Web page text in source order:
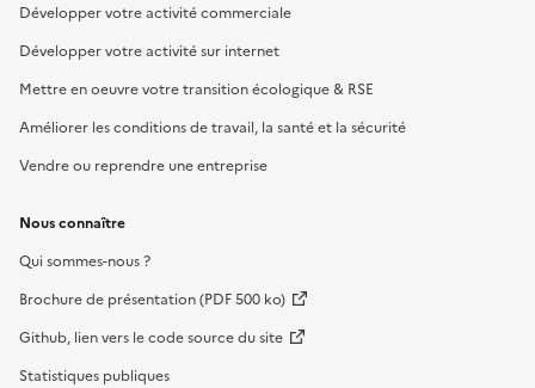
Développer votre activité commerciale
Développer votre activité sur internet
Mettre en oeuvre votre transition écologique & RSE
Améliorer les conditions de travail, la santé et la sécurité
Vendre ou reprendre une entreprise
Nous connaître
Qui sommes-nous ?
Brochure de présentation (PDF 500 ko)
Github, lien vers le code source du site
Statistiques publiques